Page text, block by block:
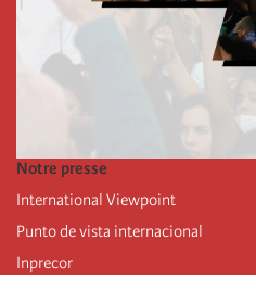
Notre presse
International Viewpoint
Punto de vista internacional
Inprecor